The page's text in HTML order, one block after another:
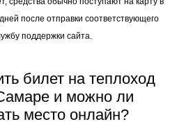
после отправки соответствующего
поддержки сайта.
билет на теплоход
и можно ли
место онлайн?